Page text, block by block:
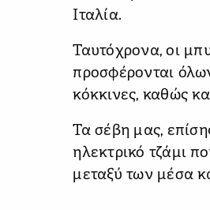
Ιταλία.
Ταυτόχρονα, οι
προσφέρονται
κόκκινες, καθώς
Τα σέβη μας,
ηλεκτρικό τζάμι
μεταξύ των μέσα